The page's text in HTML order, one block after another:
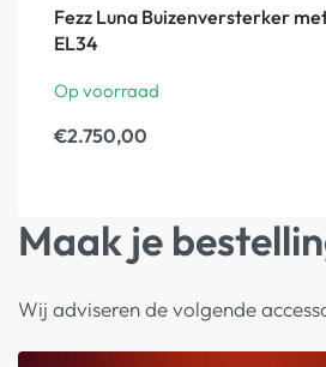
Fezz Luna Buizenversterker
EL34
Op voorraad
€2.750,00
Maak je
Wij adviseren de volgende